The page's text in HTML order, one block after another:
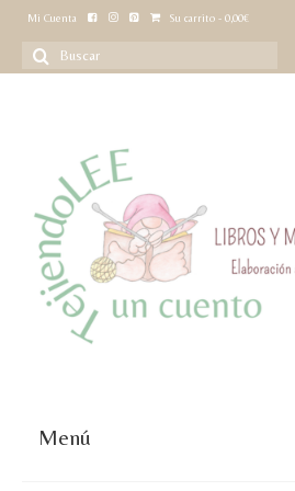
Mi Cuenta Su carrito - 0,00€
Buscar
por:
Menú